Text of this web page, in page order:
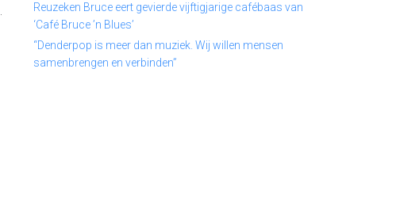
Reuzeken Bruce eert gevierde vijftigjarige cafébaas van
‘Café Bruce ’n Blues’
“Denderpop is meer dan muziek. Wij willen mensen
samenbrengen en verbinden”